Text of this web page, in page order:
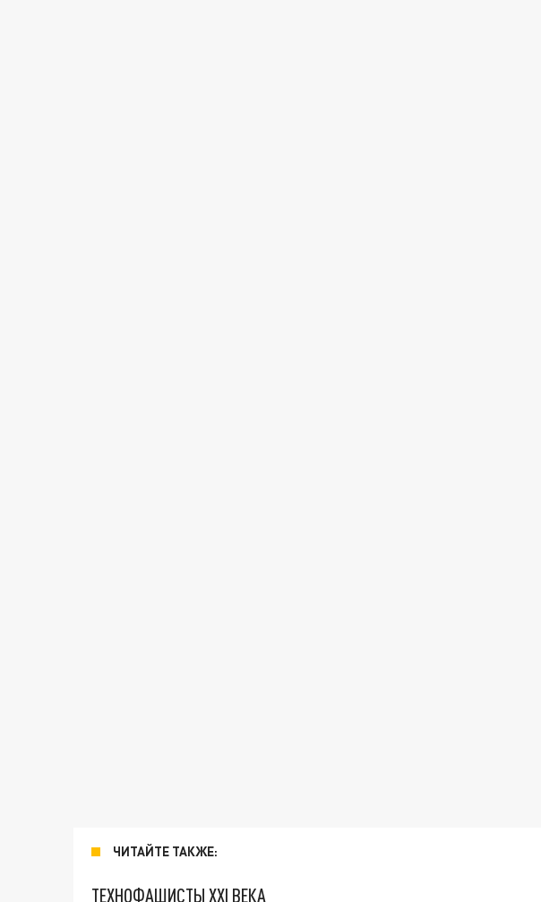
ЧИТАЙТЕ ТАКЖЕ:
ТЕХНОФАШИСТЫ XXI ВЕКА